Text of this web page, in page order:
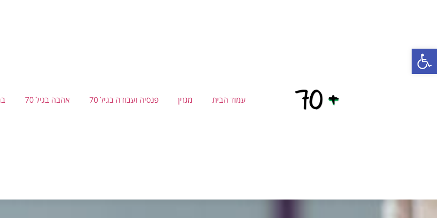
פתח סרגל נגישות
עמוד הבית מגזין פנסיה ועבודה בגיל 70 אהבה בגיל 70